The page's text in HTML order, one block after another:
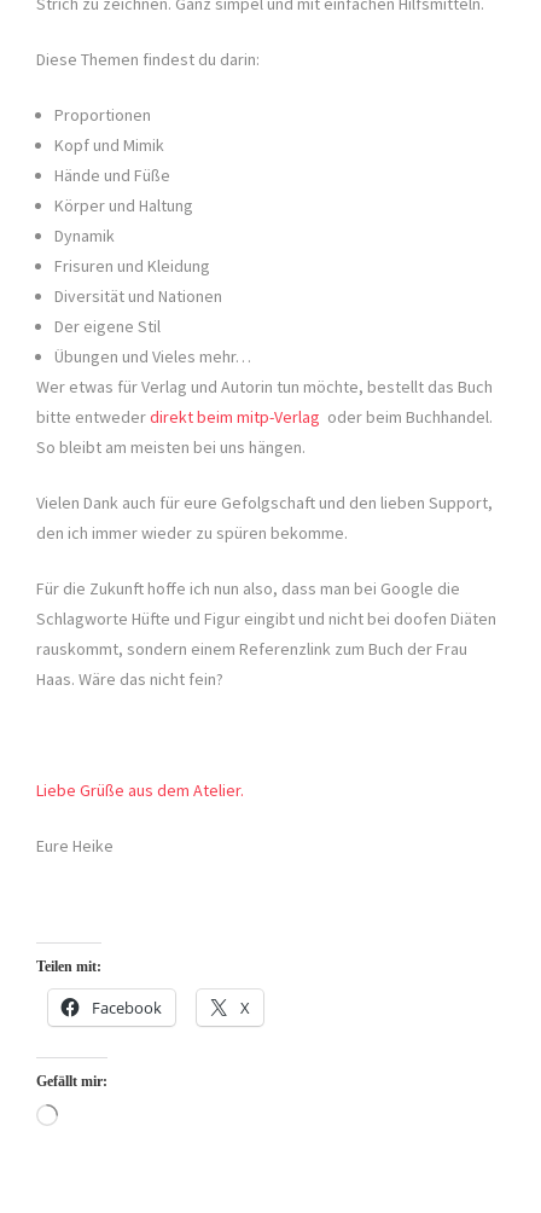
Diese Themen findest du darin:
Proportionen
Kopf und Mimik
Hände und Füße
Körper und Haltung
Dynamik
Frisuren und Kleidung
Diversität und Nationen
Der eigene Stil
Übungen und Vieles mehr…
Wer etwas für Verlag und Autorin tun möchte, bestellt das Buch
bitte entwederdirekt beim mitp-Verlag oder beim Buchhandel.
So bleibt am meisten bei uns hängen.
Vielen Dank auch für eure Gefolgschaft und den lieben Support,
den ich immer wieder zu spüren bekomme.
Für die Zukunft hoffe ich nun also, dass man bei Google die
Schlagworte Hüfte und Figur eingibt und nicht bei doofen Diäten
rauskommt, sondern einem Referenzlink zum Buch der Frau
Haas. Wäre das nicht fein?
Liebe Grüße aus dem Atelier.
Eure Heike
Teilen mit:
Facebook X
Gefällt mir:
Wird